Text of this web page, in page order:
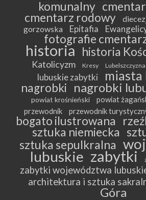
komunalny
cmentarz rodowy
gorzowska
Epitafia
fotografie
historia historia
Katolicyzm Kresy Lubelszczyzna
lubuskie zabytki miasta
nagrobki nagrobki
powiat krośnieński powiat
przewodnik przewodnik
bogato ilustrowana
sztuka niemiecka
sztuka sepulkralna
lubuskie zabytki
zabytki województwa
architektura i sztuka
Góra